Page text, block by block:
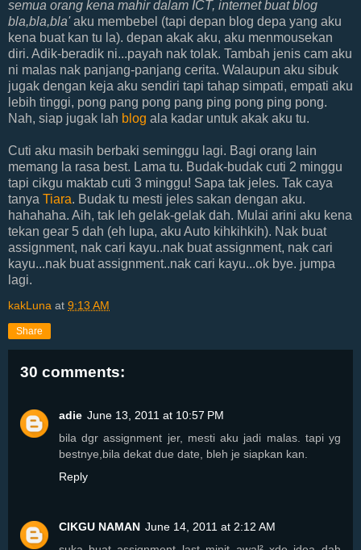
semua orang kena mahir dalam ICT, internet buat blog
bla,bla,bla'aku membebel (tapi depan blog depa yang aku
kena buat kan tu la). depan akak aku, aku menmousekan
diri. Adik-beradik ni...payah nak tolak. Tambah jenis cam aku
ni malas nak panjang-panjang cerita. Walaupun aku sibuk
jugak dengan keja aku sendiri tapi tahap simpati, empati aku
lebih tinggi, pong pang pong pang ping pong ping pong.
Nah, siap jugak lah blog ala kadar untuk akak aku tu.
Cuti aku masih berbaki seminggu lagi. Bagi orang lain
memang la rasa best. Lama tu. Budak-budak cuti 2 minggu
tapi cikgu maktab cuti 3 minggu! Sapa tak jeles. Tak caya
tanya Tiara. Budak tu mesti jeles sakan dengan aku.
hahahaha. Aih, tak leh gelak-gelak dah. Mulai arini aku kena
tekan gear 5 dah (eh lupa, aku Auto kihkihkih). Nak buat
assignment, nak cari kayu..nak buat assignment, nak cari
kayu...nak buat assignment..nak cari kayu...ok bye. jumpa
lagi.
kakLuna at 9:13 AM
Share
30 comments:
adie June 13, 2011 at 10:57 PM
bila dgr assignment jer, mesti aku jadi malas. tapi yg
bestnye,bila dekat due date, bleh je siapkan kan.
Reply
CIKGU NAMAN June 14, 2011 at 2:12 AM